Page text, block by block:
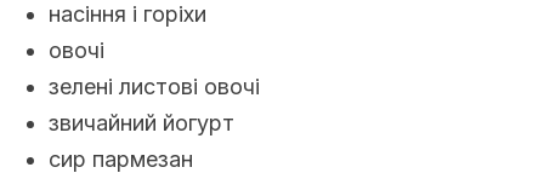
насіння і горіхи
овочі
зелені листові овочі
звичайний йогурт
сир пармезан